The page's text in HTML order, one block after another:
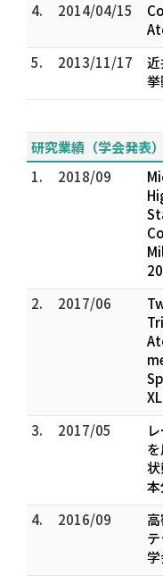
4.
2014/04/15
5.
2013/11/17
研究業績（学会発表）
1.
2018/09
2.
2017/06
3.
2017/05
4.
2016/09